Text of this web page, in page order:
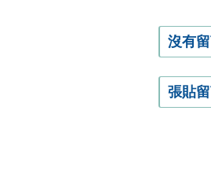
沒有
張貼